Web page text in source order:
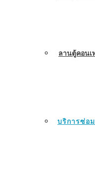
ลานตู้คอน
บริการซ่อ